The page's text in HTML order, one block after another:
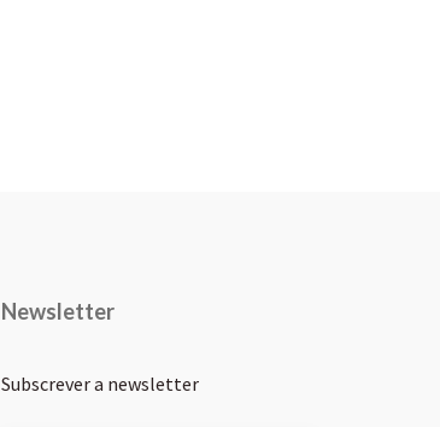
Newsletter
Subscrever a newsletter